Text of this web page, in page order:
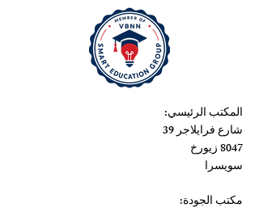
المكتب الرئيسي:
شارع فرايلاجر 39
8047 زيورخ
سويسرا
مكتب الجودة: